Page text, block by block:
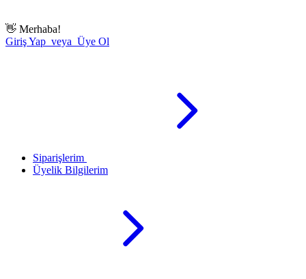
👋 Merhaba!
Giriş Yap veya Üye Ol
Siparişlerim
Üyelik Bilgilerim